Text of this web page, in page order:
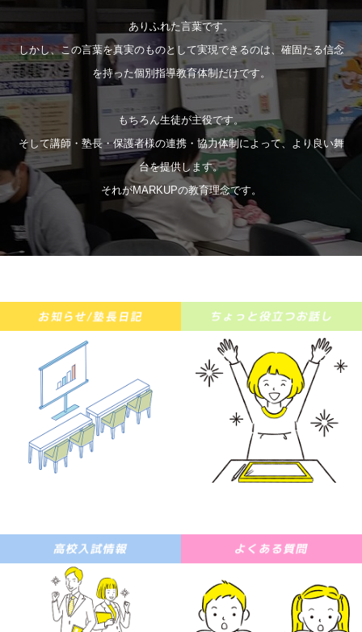
ありふれた言葉です。
しかし、この言葉を真実のものとして実現できるのは、確固たる信念
を持った個別指導教育体制だけです。
もちろん生徒が主役です。
そして講師・塾長・保護者様の連携・協力体制によって、より良い舞
台を提供します。
それがMARKUPの教育理念です。